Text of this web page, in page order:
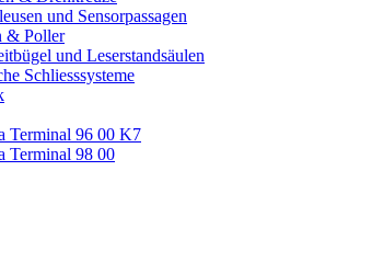
und Sensorpassagen
& Poller
und Leserstandsäulen
Schliess­systeme
Terminal 96 00 K7
Terminal 98 00